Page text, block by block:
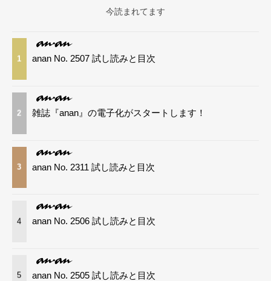
今読まれてます
1 anan No. 2507 試し読みと目次
2 雑誌『anan』の電子化がスタートします！
3 anan No. 2311 試し読みと目次
4 anan No. 2506 試し読みと目次
5 anan No. 2505 試し読みと目次